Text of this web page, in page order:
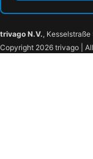
trivago N.V.,
Copyright 2026 trivago |